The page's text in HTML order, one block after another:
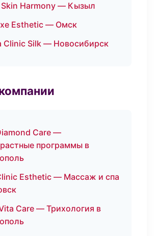
Harmony — Кызыл
Esthetic — Омск
Clinic Silk — Новосибирск
Care —
программы в
Esthetic — Массаж и спа
Care — Трихология в